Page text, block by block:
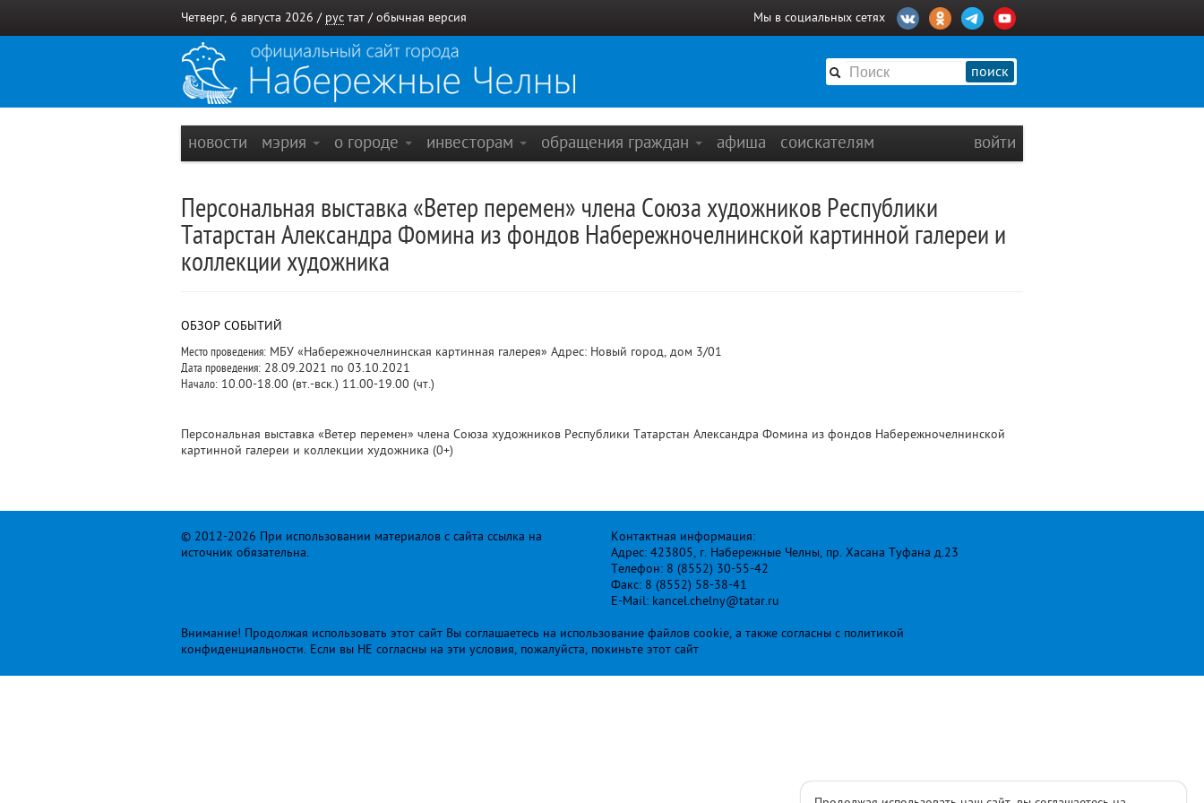
Четверг, 6 августа 2026 / рус тат / обычная версия Мы в социальных сетях
поиск
новости мэрия о городе инвесторам обращения граждан афиша соискателям войти
Персональная выставка «Ветер перемен» члена Союза художников Республики
Татарстан Александра Фомина из фондов Набережночелнинской картинной галереи и
коллекции художника
ОБЗОР СОБЫТИЙ
Место проведения: МБУ «Набережночелнинская картинная галерея» Адрес: Новый город, дом 3/01
Дата проведения: 28.09.2021 по 03.10.2021
Начало: 10.00-18.00 (вт.-вск.) 11.00-19.00 (чт.)
Персональная выставка «Ветер перемен» члена Союза художников Республики Татарстан Александра Фомина из фондов Набережночелнинской
картинной галереи и коллекции художника (0+)
© 2012-2026 При использовании материалов с сайта ссылка на
источник обязательна.
Контактная информация:
Адрес: 423805, г. Набережные Челны, пр. Хасана Туфана д.23
Телефон: 8 (8552) 30-55-42
Факс: 8 (8552) 58-38-41
E-Mail: kancel.chelny@tatar.ru
Внимание! Продолжая использовать этот сайт Вы соглашаетесь на использование файлов cookie, а также согласны с политикой
конфиденциальности. Если вы НЕ согласны на эти условия, пожалуйста, покиньте этот сайт